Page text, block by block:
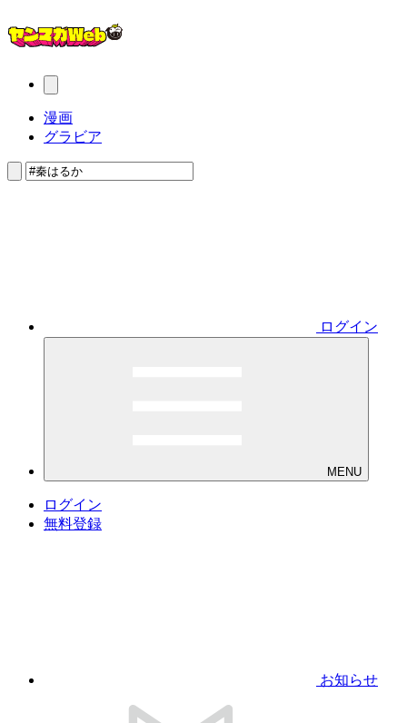
漫画
グラビア
ログイン
MENU
ログイン
無料登録
お知らせ